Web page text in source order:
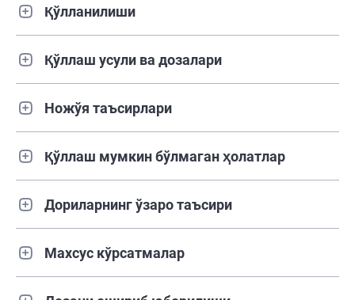
Қўлланилиши
Қўллаш усули ва дозалари
Ножўя таъсирлари
Қўллаш мумкин бўлмаган ҳолатлар
Дориларнинг ўзаро таъсири
Махсус кўрсатмалар